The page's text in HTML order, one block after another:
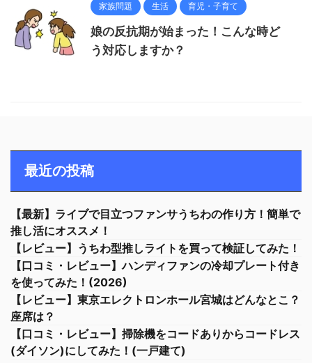
家族問題 生活 育児・子育て
娘の反抗期が始まった！こんな時ど
う対応しますか？
最近の投稿
【最新】ライブで目立つファンサうちわの作り方！簡単で
推し活にオススメ！
【レビュー】うちわ型推しライトを買って検証してみた！
【口コミ・レビュー】ハンディファンの冷却プレート付き
を使ってみた！(2026)
【レビュー】東京エレクトロンホール宮城はどんなとこ？
座席は？
【口コミ・レビュー】掃除機をコードありからコードレス
(ダイソン)にしてみた！(一戸建て)